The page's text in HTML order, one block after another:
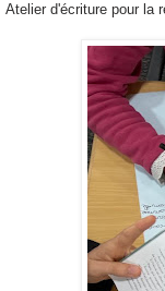
Atelier d'écriture pour la